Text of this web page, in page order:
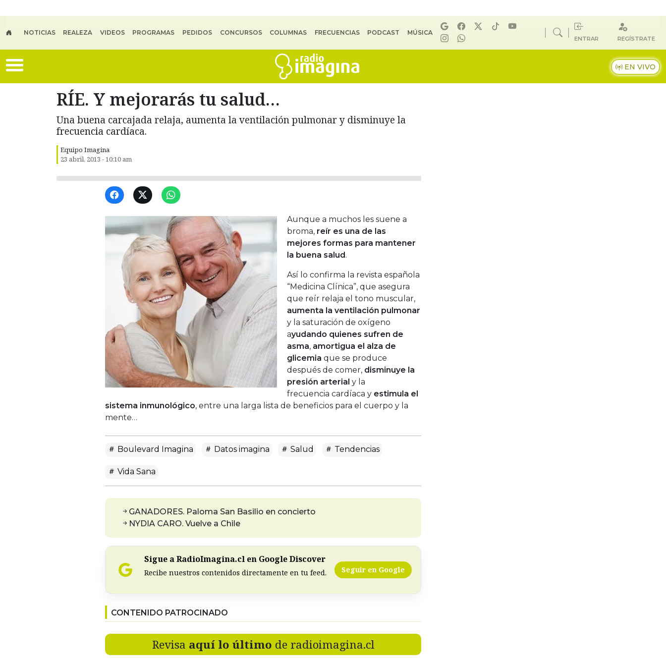
NOTICIAS REALEZA VIDEOS PROGRAMAS PEDIDOS CONCURSOS COLUMNAS FRECUENCIAS PODCAST MÚSICA
ENTRAR REGÍSTRATE
EN VIVO
RÍE. Y mejorarás tu salud…
Una buena carcajada relaja, aumenta la ventilación pulmonar y disminuye la
frecuencia cardíaca.
Equipo Imagina
23 abril, 2013 - 10:10 am
Aunque a muchos les suene a
broma, reír es una de las
mejores formas para mantener
la buena salud.
Así lo confirma la revista española
“Medicina Clínica”, que asegura
que reír relaja el tono muscular,
aumenta la ventilación pulmonar
y la saturación de oxígeno
ayudando quienes sufren de
asma, amortigua el alza de
glicemia que se produce
después de comer, disminuye la
presión arterial y la
frecuencia cardíaca y estimula el
sistema inmunológico, entre una larga lista de beneficios para el cuerpo y la
mente…
Boulevard Imagina Datos imagina Salud Tendencias
Vida Sana
GANADORES. Paloma San Basilio en concierto
NYDIA CARO. Vuelve a Chile
Sigue a RadioImagina.cl en Google Discover
Recibe nuestros contenidos directamente en tu feed. Seguir en Google
CONTENIDO PATROCINADO
Revisa aquí lo último de radioimagina.cl